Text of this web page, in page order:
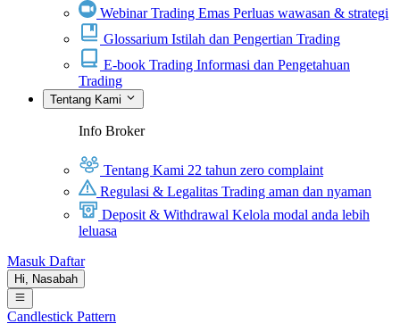
Webinar Trading Emas Perluas wawasan & strategi
Glossarium Istilah dan Pengertian Trading
E-book Trading Informasi dan Pengetahuan
Trading
Tentang Kami
Info Broker
Tentang Kami 22 tahun zero complaint
Regulasi & Legalitas Trading aman dan nyaman
Deposit & Withdrawal Kelola modal anda lebih
leluasa
Masuk Daftar
Hi, Nasabah
Candlestick Pattern